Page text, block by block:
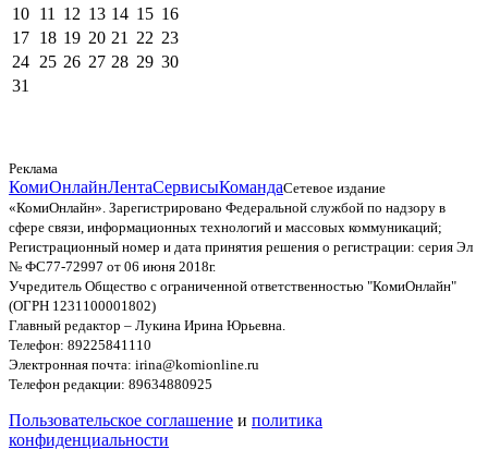
10 11 12 13 14 15 16
17 18 19 20 21 22 23
24 25 26 27 28 29 30
31
Реклама
КомиОнлайнЛентаСервисыКомандаСетевое издание
«КомиОнлайн». Зарегистрировано Федеральной службой по надзору в
сфере связи, информационных технологий и массовых коммуникаций;
Регистрационный номер и дата принятия решения о регистрации: серия Эл
№ ФС77-72997 от 06 июня 2018г.
Учредитель Общество с ограниченной ответственностью "КомиОнлайн"
(ОГРН 1231100001802)
Главный редактор – Лукина Ирина Юрьевна.
Телефон: 89225841110
Электронная почта: irina@komionline.ru
Телефон редакции: 89634880925
Пользовательское соглашение и политика
конфиденциальности